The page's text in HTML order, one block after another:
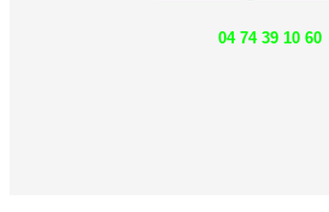
04 74 39 10 60